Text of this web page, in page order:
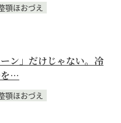
顎ほおづえ
ーン」だけじゃない。冷
を…
顎ほおづえ